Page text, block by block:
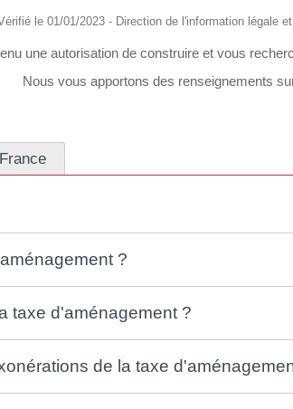
le 01/01/2023 - Direction de l'information légale
une autorisation de construire et vous
Nous vous apportons des renseignements
?
taxe d'aménagement ?
de la taxe